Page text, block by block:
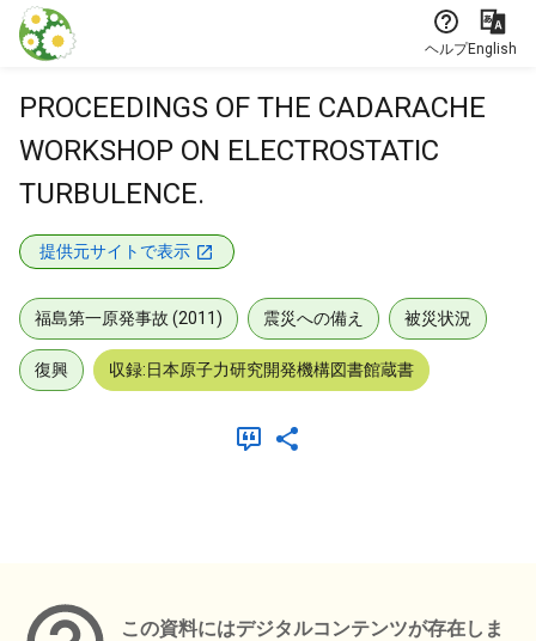
本文に飛ぶ
ヘルプEnglish
PROCEEDINGS OF THE CADARACHE
WORKSHOP ON ELECTROSTATIC
TURBULENCE.
提供元サイトで表示
福島第一原発事故 (2011) 震災への備え 被災状況
復興 収録:日本原子力研究開発機構図書館蔵書
この資料にはデジタルコンテンツが存在しま